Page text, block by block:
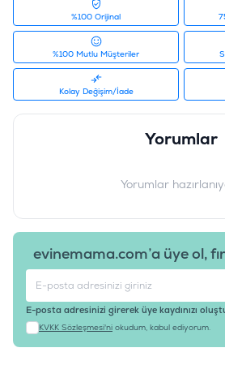
%100 Orijinal
%100 Mutlu Müşteriler
Kolay Değişim/İade
Yorumlar
Yorumlar
evinemama.com’a üye ol,
E-posta adresinizi girerek üye kaydınızı
KVKK Sözleşmesi'ni okudum, kabul ediyorum.